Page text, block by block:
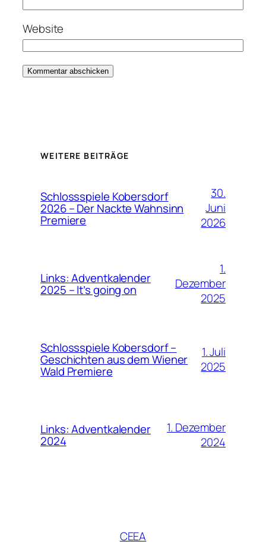
Website
WEITERE BEITRÄGE
Schlossspiele Kobersdorf
2026 – Der Nackte Wahnsinn
Premiere
30.
Juni
2026
Links: Adventkalender
2025 – It’s going on
1.
Dezember
2025
Schlossspiele Kobersdorf –
Geschichten aus dem Wiener
Wald Premiere
1. Juli
2025
Links: Adventkalender
2024
1. Dezember
2024
CEEA